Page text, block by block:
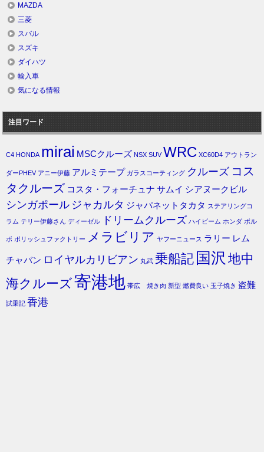
MAZDA
三菱
スバル
スズキ
ダイハツ
輸入車
気になる情報
注目ワード
C4 HONDA mirai MSCクルーズ NSX SUV WRC XC60D4 アウトラン
ダーPHEV アニー伊藤 アルミテープ ガラスコーティング クルーズ コス
タクルーズ コスタ・フォーチュナ サムイ シアヌークビル
シンガポール ジャカルタ ジャパネットタカタ ステアリングコ
ラム テリー伊藤さん ディーゼル ドリームクルーズ ハイビーム ホンダ ボル
ボ ポリッシュファクトリー メラビリア ヤフーニュース ラリー レム
チャバン ロイヤルカリビアン 丸武 乗船記 国沢 地中
海クルーズ寄港地 帯広 焼き肉 新型 燃費良い 玉子焼き 盗難
試乗記 香港